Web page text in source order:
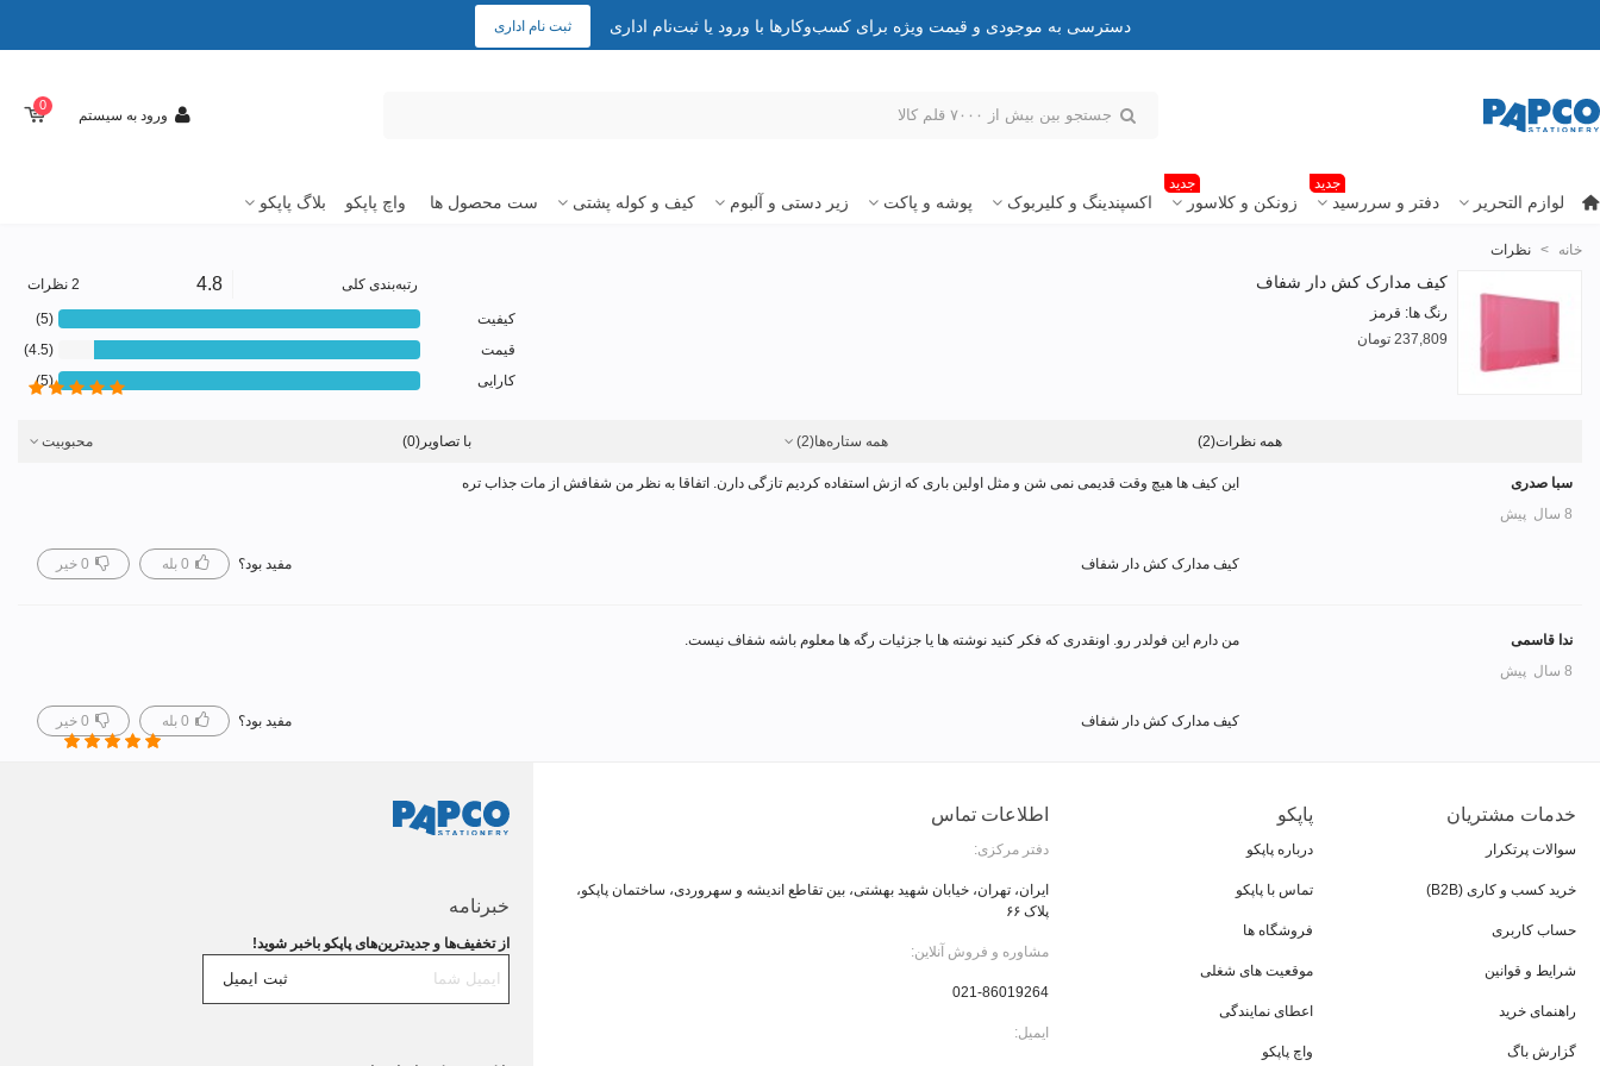
دسترسی به موجودی و قیمت ویژه برای کسب‌وکارها با ورود یا ثبت‌نام اداری ثبت نام اداری
ورود به سیستم
0
لوازم التحریر دفتر و سررسید
جدید
زونکن و کلاسور
جدید
اکسپندینگ و کلیربوک پوشه و پاکت زیر دستی و آلبوم کیف و کوله پشتی ست محصول ها واچ پاپکو بلاگ پاپکو
خانه > نظرات
کیف مدارک کش دار شفاف
رنگ ها: قرمز
237,809 تومان
رتبه‌بندی کلی 4.8 2 نظرات
کیفیت
(5)
قیمت
(4.5)
کارایی
(5)
همه نظرات(2) همه ستاره‌ها(2) با تصاویر (0) محبوبیت
سبا صدری
8 سال پیش
این کیف ها هیچ وقت قدیمی نمی شن و مثل اولین باری که ازش استفاده کردیم تازگی دارن. اتفاقا به نظر من شفافش از مات جذاب تره
کیف مدارک کش دار شفاف مفید بود؟ 0 بله 0 خیر
ندا قاسمی
8 سال پیش
من دارم این فولدر رو. اونقدری که فکر کنید نوشته ها یا جزئیات رگه ها معلوم باشه شفاف نیست.
کیف مدارک کش دار شفاف مفید بود؟ 0 بله 0 خیر
خدمات مشتریان
سوالات پرتکرار
خرید کسب و کاری (B2B)
حساب کاربری
شرایط و قوانین
راهنمای خرید
گزارش باگ
پاپکو
درباره پاپکو
تماس با پاپکو
فروشگاه ها
موقعیت های شغلی
اعطای نمایندگی
واچ پاپکو
اطلاعات تماس
دفتر مرکزی:
ایران، تهران، خیابان شهید بهشتی، بین تقاطع اندیشه و سهروردی، ساختمان پاپکو،
پلاک ۶۶
مشاوره و فروش آنلاین:
021-86019264
ایمیل:
خبرنامه
از تخفیف‌ها و جدیدترین‌های پاپکو باخبر شوید!
ثبت ایمیل